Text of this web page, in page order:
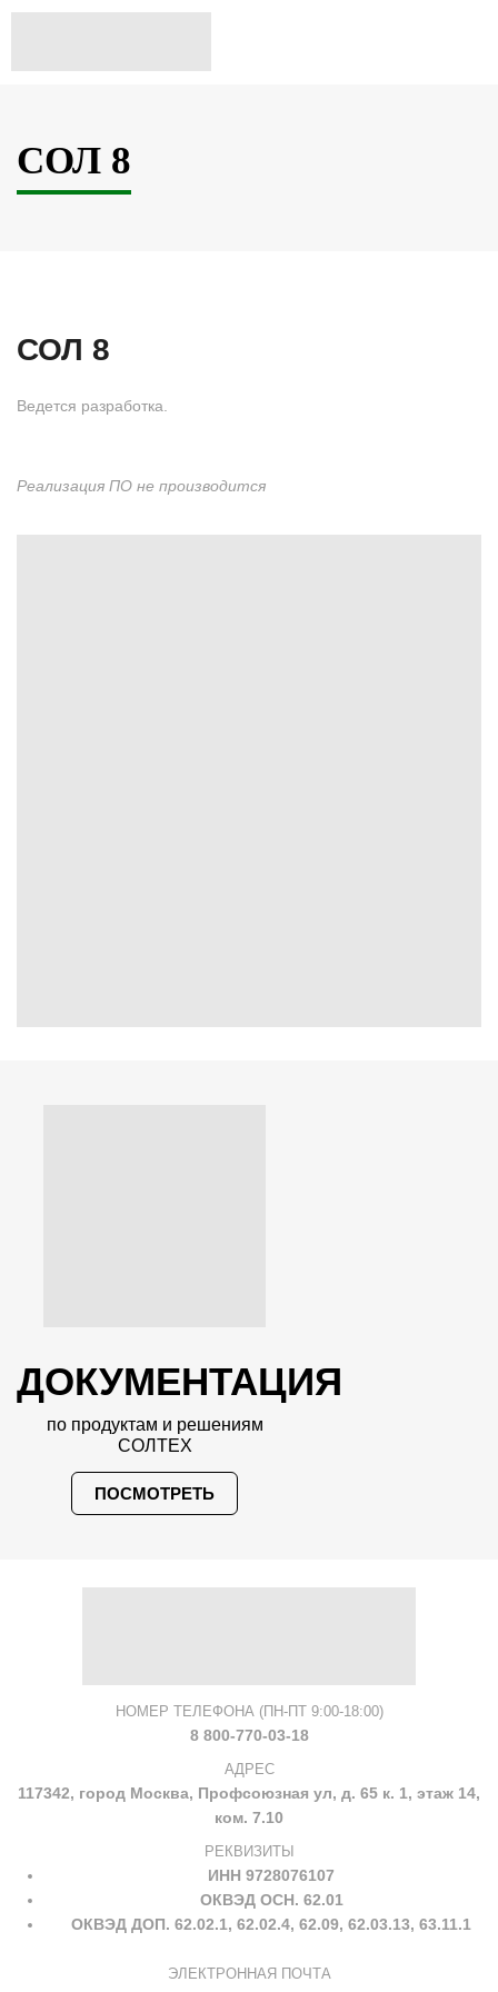
СОЛ 8
СОЛ 8
Ведется разработка.
Реализация ПО не производится
ДОКУМЕНТАЦИЯ
по продуктам и решениям
СОЛТЕХ
ПОСМОТРЕТЬ
НОМЕР ТЕЛЕФОНА (ПН-ПТ 9:00-18:00)
8 800-770-03-18
АДРЕС
117342, город Москва, Профсоюзная ул, д. 65 к. 1, этаж 14,
ком. 7.10
РЕКВИЗИТЫ
ИНН 9728076107
ОКВЭД ОСН. 62.01
ОКВЭД ДОП. 62.02.1, 62.02.4, 62.09, 62.03.13, 63.11.1
ЭЛЕКТРОННАЯ ПОЧТА